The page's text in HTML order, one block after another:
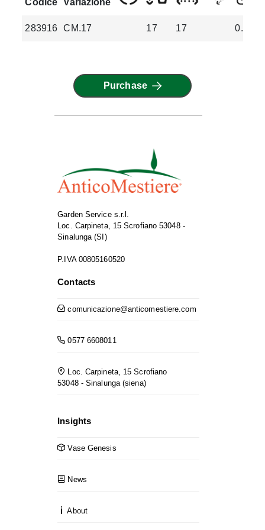
Codice Variazione
283916 CM.17 17 17 0.45
Purchase
Garden Service s.r.l.
Loc. Carpineta, 15 Scrofiano 53048 -
Sinalunga (SI)
P.IVA 00805160520
Contacts
comunicazione@anticomestiere.com
0577 6608011
Loc. Carpineta, 15 Scrofiano
53048 - Sinalunga (siena)
Insights
Vase Genesis
News
About